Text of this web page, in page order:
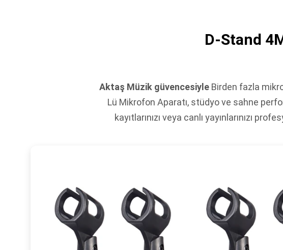
D-Stand
Aktaş Müzik güvencesiyleBirden fazla
Lü Mikrofon Aparatı, stüdyo ve sahne
kayıtlarınızı veya canlı yayınlarınızı